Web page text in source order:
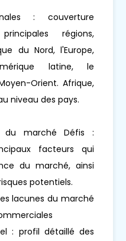
: couverture
régions,
du Nord, l'Europe,
latine, le
Orient. Afrique,
niveau des pays.
du marché Défis :
facteurs qui
du marché, ainsi
potentiels.
lacunes du marché
: profil détaillé des